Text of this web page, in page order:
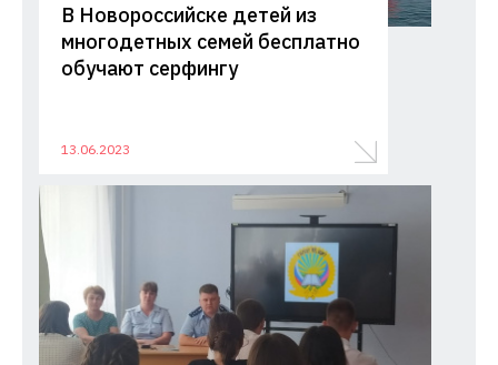
В Новороссийске детей из
многодетных семей бесплатно
обучают серфингу
13.06.2023